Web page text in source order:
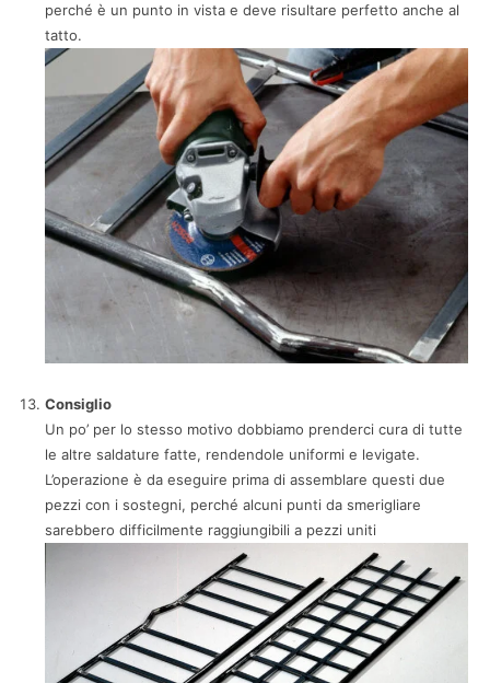
perché è un punto in vista e deve risultare perfetto anche al
tatto.
Consiglio
Un po’ per lo stesso motivo dobbiamo prenderci cura di tutte
le altre saldature fatte, rendendole uniformi e levigate.
L’operazione è da eseguire prima di assemblare questi due
pezzi con i sostegni, perché alcuni punti da smerigliare
sarebbero difficilmente raggiungibili a pezzi uniti